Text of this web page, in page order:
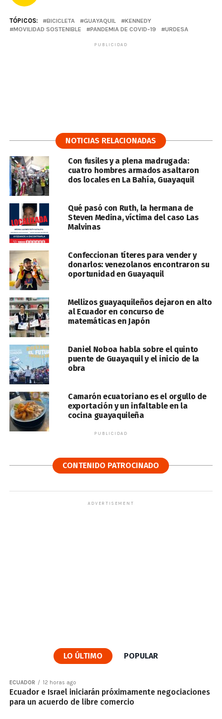
TÓPICOS: BICICLETA GUAYAQUIL
KENNEDY
MOVILIDAD SOSTENIBLE
PANDEMIA DE COVID-19 URDESA
PUBLICIDAD
NOTICIAS RELACIONADAS
Con fusiles y a plena madrugada:
cuatro hombres armados asaltaron
dos locales en La Bahía, Guayaquil
Qué pasó con Ruth, la hermana de
Steven Medina, víctima del caso Las
Malvinas
Confeccionan títeres para vender y
donarlos: venezolanos encontraron su
oportunidad en Guayaquil
Mellizos guayaquileños dejaron en alto
al Ecuador en concurso de
matemáticas en Japón
Daniel Noboa habla sobre el quinto
puente de Guayaquil y el inicio de la
obra
Camarón ecuatoriano es el orgullo de
exportación y un infaltable en la
cocina guayaquileña
PUBLICIDAD
CONTENIDO PATROCINADO
ADVERTISEMENT
LO ÚLTIMO POPULAR
ECUADOR 12 horas ago
Ecuador e Israel iniciarán próximamente negociaciones
para un acuerdo de libre comercio